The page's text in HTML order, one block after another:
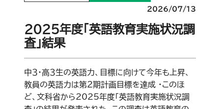
2026/07/13
2025年度「英語教育実施状況調
査」結果
中３・高３生の英語力、目標に向けて今年も上昇、
教員の英語力は第２期計画目標を達成 ・このほ
ど、文科省から2025年度「英語教育実施状況調